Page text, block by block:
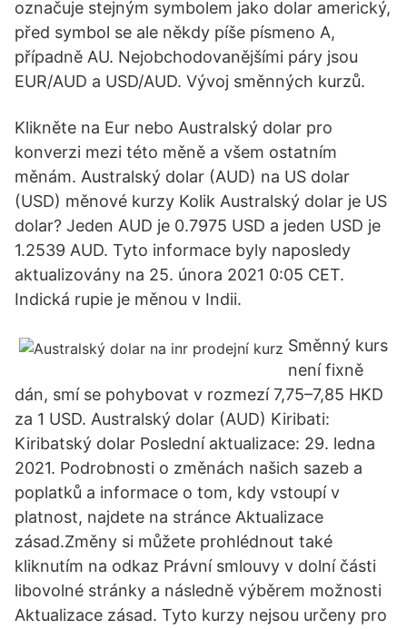
označuje stejným symbolem jako dolar americký,
před symbol se ale někdy píše písmeno A,
případně AU. Nejobchodovanějšími páry jsou
EUR/AUD a USD/AUD. Vývoj směnných kurzů.
Klikněte na Eur nebo Australský dolar pro
konverzi mezi této měně a všem ostatním
měnám. Australský dolar (AUD) na US dolar
(USD) měnové kurzy Kolik Australský dolar je US
dolar? Jeden AUD je 0.7975 USD a jeden USD je
1.2539 AUD. Tyto informace byly naposledy
aktualizovány na 25. února 2021 0:05 CET.
Indická rupie je měnou v Indii.
Směnný kurs
není fixně
dán, smí se pohybovat v rozmezí 7,75–7,85 HKD
za 1 USD. Australský dolar (AUD) Kiribati:
Kiribatský dolar Poslední aktualizace: 29. ledna
2021. Podrobnosti o změnách našich sazeb a
poplatků a informace o tom, kdy vstoupí v
platnost, najdete na stránce Aktualizace
zásad.Změny si můžete prohlédnout také
kliknutím na odkaz Právní smlouvy v dolní části
libovolné stránky a následně výběrem možnosti
Aktualizace zásad. Tyto kurzy nejsou určeny pro